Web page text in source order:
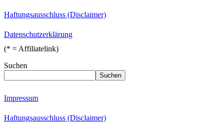
Haftungsausschluss (Disclaimer)
Datenschutzerklärung
(* = Affiliatelink)
Suchen
Suchen
Impressum
Haftungsausschluss (Disclaimer)